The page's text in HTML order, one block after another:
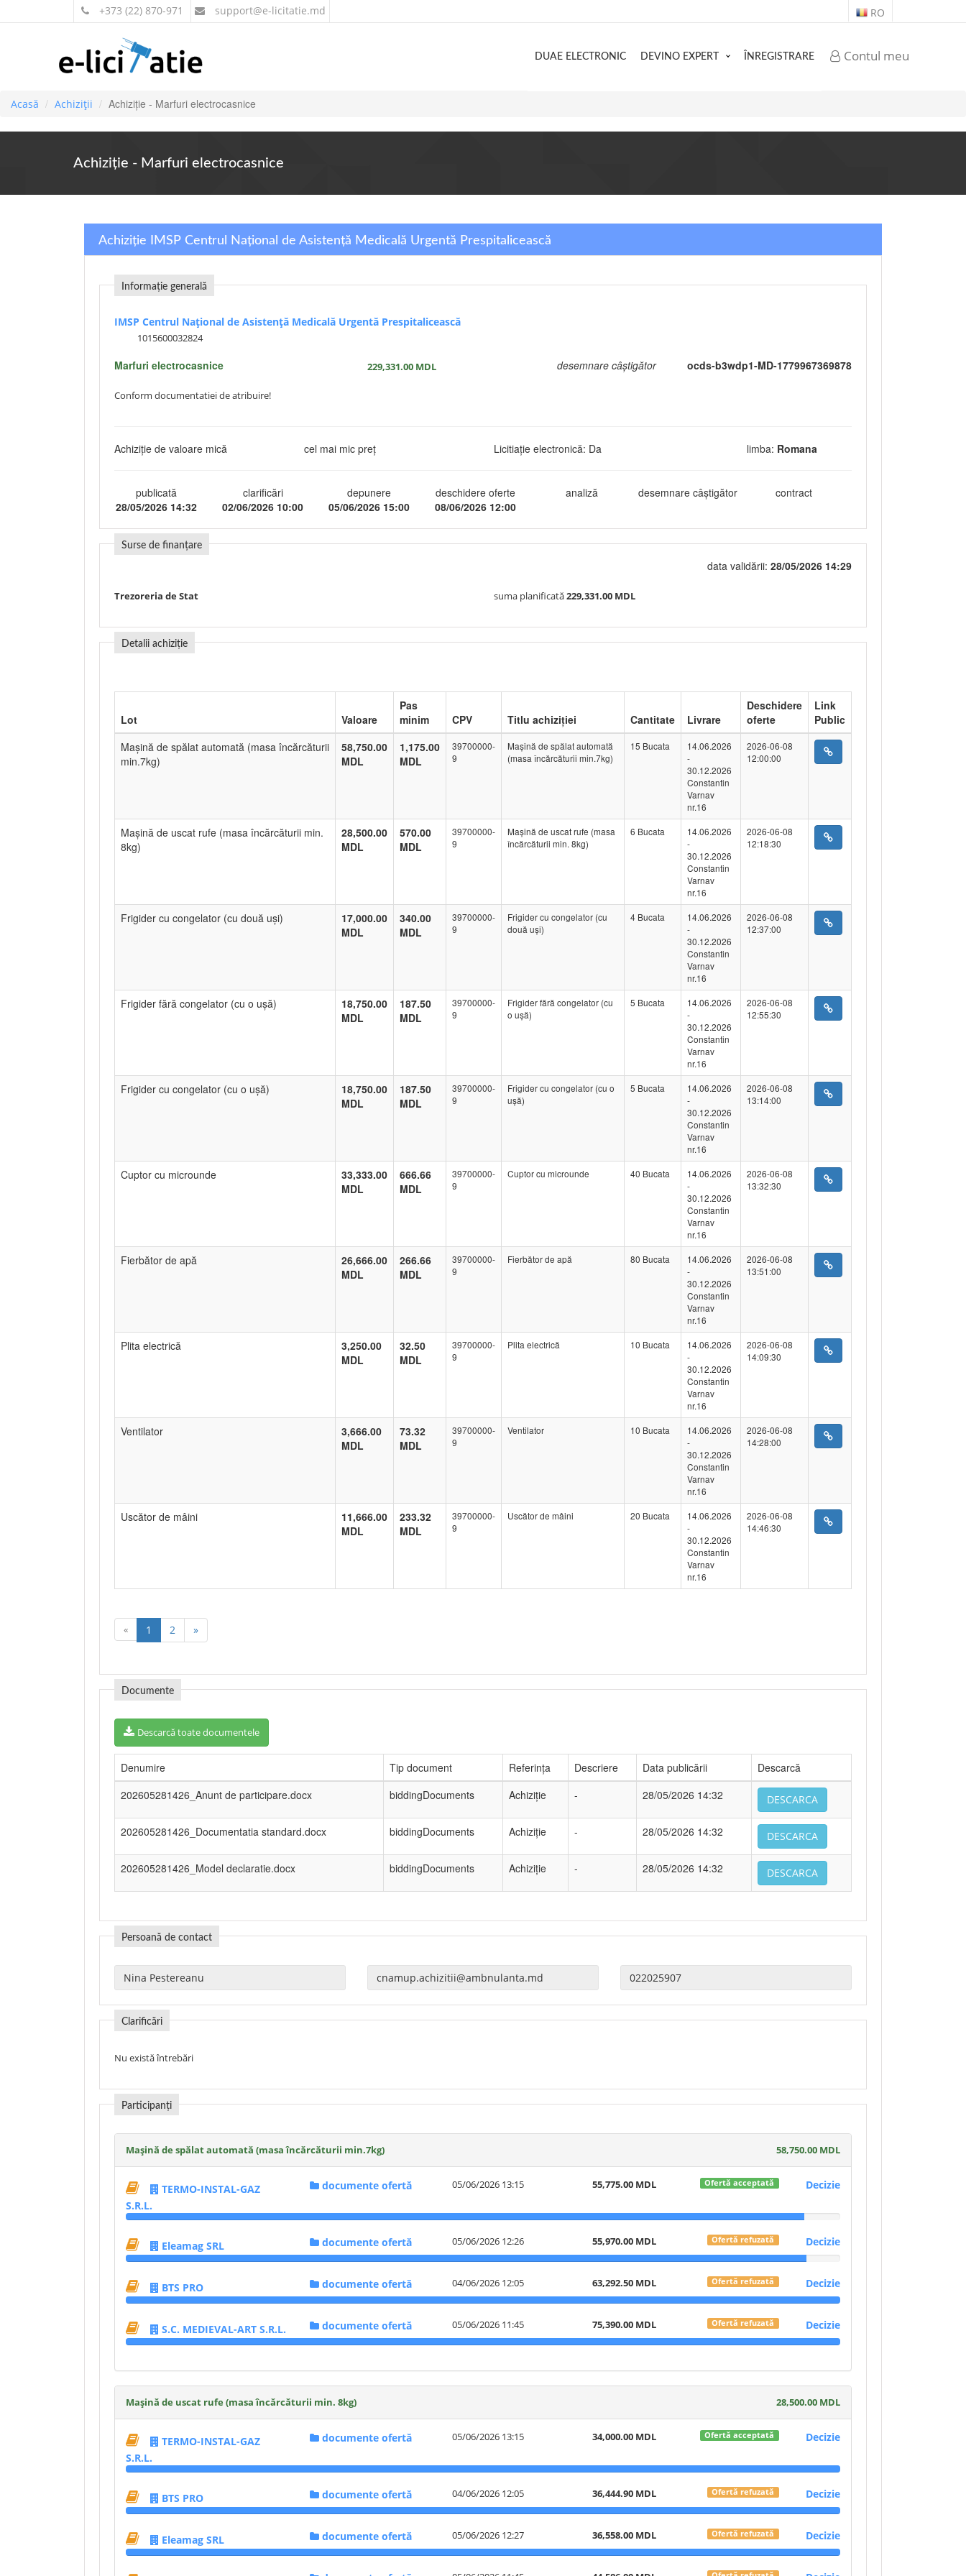
+373 (22) 870-971 support@e-licitatie.md RO
Contul meu
DUAE ELECTRONIC DEVINO EXPERT ÎNREGISTRARE
Acasă Achiziții Achiziție - Marfuri electrocasnice
Achiziție - Marfuri electrocasnice
Achiziție IMSP Centrul Național de Asistență Medicală Urgentă Prespitalicească
Informație generală
IMSP Centrul Național de Asistență Medicală Urgentă Prespitalicească
1015600032824
Marfuri electrocasnice 229,331.00 MDL desemnare câștigător ocds-b3wdp1-MD-1779967369878
Conform documentatiei de atribuire!
Achiziție de valoare mică cel mai mic preț Licitiație electronică: Da limba: Romana
publicată
28/05/2026 14:32
clarificări
02/06/2026 10:00
depunere
05/06/2026 15:00
deschidere oferte
08/06/2026 12:00
analiză desemnare câștigător contract
Surse de finanțare
data validării: 28/05/2026 14:29
Trezoreria de Stat suma planificată229,331.00 MDL
Detalii achiziție
Lot Valoare
Pas
minim
CPV Titlu achiziției Cantitate Livrare
Deschidere
oferte
Link
Public
Mașină de spălat automată (masa încărcăturii
min.7kg)
58,750.00
MDL
1,175.00
MDL
39700000-
9
Mașină de spălat automată
(masa încărcăturii min.7kg)
15 Bucata
14.06.2026
-
30.12.2026
Constantin
Varnav
nr.16
2026-06-08
12:00:00
Mașină de uscat rufe (masa încărcăturii min.
8kg)
28,500.00
MDL
570.00
MDL
39700000-
9
Mașină de uscat rufe (masa
încărcăturii min. 8kg)
6 Bucata
14.06.2026
-
30.12.2026
Constantin
Varnav
nr.16
2026-06-08
12:18:30
Frigider cu congelator (cu două uși)
17,000.00
MDL
340.00
MDL
39700000-
9
Frigider cu congelator (cu
două uși)
4 Bucata
14.06.2026
-
30.12.2026
Constantin
Varnav
nr.16
2026-06-08
12:37:00
Frigider fără congelator (cu o ușă)
18,750.00
MDL
187.50
MDL
39700000-
9
Frigider fără congelator (cu
o ușă)
5 Bucata
14.06.2026
-
30.12.2026
Constantin
Varnav
nr.16
2026-06-08
12:55:30
Frigider cu congelator (cu o ușă)
18,750.00
MDL
187.50
MDL
39700000-
9
Frigider cu congelator (cu o
ușă)
5 Bucata
14.06.2026
-
30.12.2026
Constantin
Varnav
nr.16
2026-06-08
13:14:00
Cuptor cu microunde
33,333.00
MDL
666.66
MDL
39700000-
9
Cuptor cu microunde 40 Bucata
14.06.2026
-
30.12.2026
Constantin
Varnav
nr.16
2026-06-08
13:32:30
Fierbător de apă
26,666.00
MDL
266.66
MDL
39700000-
9
Fierbător de apă 80 Bucata
14.06.2026
-
30.12.2026
Constantin
Varnav
nr.16
2026-06-08
13:51:00
Plita electrică
3,250.00
MDL
32.50
MDL
39700000-
9
Plita electrică 10 Bucata
14.06.2026
-
30.12.2026
Constantin
Varnav
nr.16
2026-06-08
14:09:30
Ventilator
3,666.00
MDL
73.32
MDL
39700000-
9
Ventilator 10 Bucata
14.06.2026
-
30.12.2026
Constantin
Varnav
nr.16
2026-06-08
14:28:00
Uscător de mâini
11,666.00
MDL
233.32
MDL
39700000-
9
Uscător de mâini 20 Bucata
14.06.2026
-
30.12.2026
Constantin
Varnav
nr.16
2026-06-08
14:46:30
« 1 2 »
Documente
Descarcă toate documentele
Denumire Tip document Referința Descriere Data publicării
Descarcă
202605281426_Anunt de participare.docx
biddingDocuments Achiziție - 28/05/2026 14:32 DESCARCA
202605281426_Documentatia standard.docx biddingDocuments Achiziție - 28/05/2026 14:32 DESCARCA
202605281426_Model declaratie.docx biddingDocuments Achiziție - 28/05/2026 14:32 DESCARCA
Persoană de contact
Clarificări
Nu există întrebări
Participanți
Mașină de spălat automată (masa încărcăturii min.7kg) 58,750.00 MDL
TERMO-INSTAL-GAZ
S.R.L.
documente ofertă 05/06/2026 13:15 55,775.00 MDL Ofertă acceptată Decizie
Eleamag SRL documente ofertă 05/06/2026 12:26 55,970.00 MDL Ofertă refuzată Decizie
BTS PRO documente ofertă 04/06/2026 12:05 63,292.50 MDL Ofertă refuzată Decizie
S.C. MEDIEVAL-ART S.R.L. documente ofertă 05/06/2026 11:45 75,390.00 MDL Ofertă refuzată Decizie
Mașină de uscat rufe (masa încărcăturii min. 8kg) 28,500.00 MDL
TERMO-INSTAL-GAZ
S.R.L.
documente ofertă 05/06/2026 13:15 34,000.00 MDL Ofertă acceptată Decizie
BTS PRO documente ofertă 04/06/2026 12:05 36,444.90 MDL Ofertă refuzată Decizie
Eleamag SRL documente ofertă 05/06/2026 12:27 36,558.00 MDL Ofertă refuzată Decizie